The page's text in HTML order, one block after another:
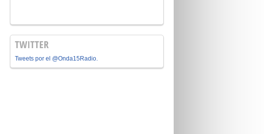
TWITTER
Tweets por el @Onda15Radio.